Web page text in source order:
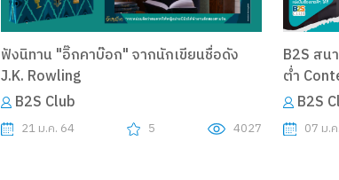
ฟังนิทาน "อิ๊กคาบ๊อก" จากนักเขียนชื่อดัง
J.K. Rowling
B2S Club
21 ม.ค. 64 5 4027
B2S สน
ต่ำ
ล้านคน"
B2S
07 ม.